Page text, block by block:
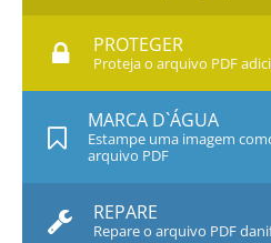
PROTEGER
Proteja o arquivo PDF
MARCA D`ÁGUA
Estampe uma imagem
arquivo PDF
REPARE
Repare o arquivo PDF